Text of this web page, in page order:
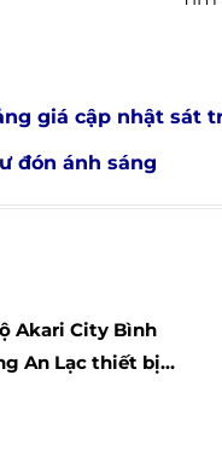
giá cập nhật sát
đón ánh sáng
An Lạc thiết bị